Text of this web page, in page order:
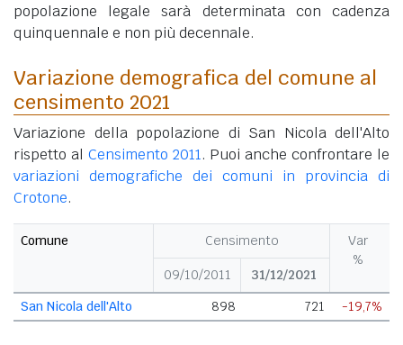
popolazione legale sarà determinata con cadenza
quinquennale e non più decennale.
Variazione demografica del comune al
censimento 2021
Variazione della popolazione di San Nicola dell'Alto
rispetto al Censimento 2011. Puoi anche confrontare le
variazioni demografiche dei comuni in provincia di
Crotone.
Comune Censimento
Var
%
09/10/2011
31/12/2021
San Nicola dell'Alto
898 721 -19,7%